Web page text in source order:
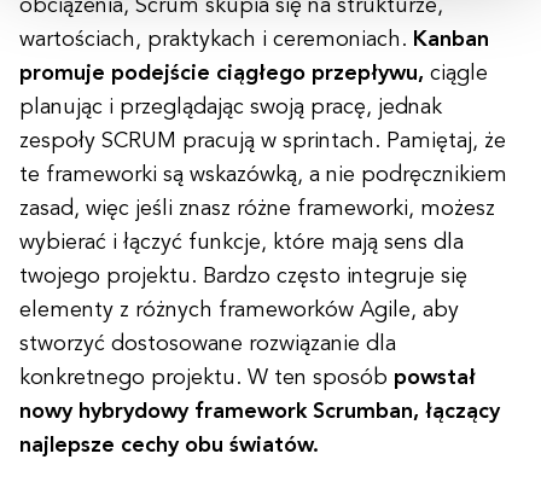
obciążenia, Scrum skupia się na strukturze,
wartościach, praktykach i ceremoniach. Kanban
promuje podejście ciągłego przepływu, ciągle
planując i przeglądając swoją pracę, jednak
zespoły SCRUM pracują w sprintach. Pamiętaj, że
te frameworki są wskazówką, a nie podręcznikiem
zasad, więc jeśli znasz różne frameworki, możesz
wybierać i łączyć funkcje, które mają sens dla
twojego projektu. Bardzo często integruje się
elementy z różnych frameworków Agile, aby
stworzyć dostosowane rozwiązanie dla
konkretnego projektu. W ten sposób powstał
nowy hybrydowy framework Scrumban, łączący
najlepsze cechy obu światów.